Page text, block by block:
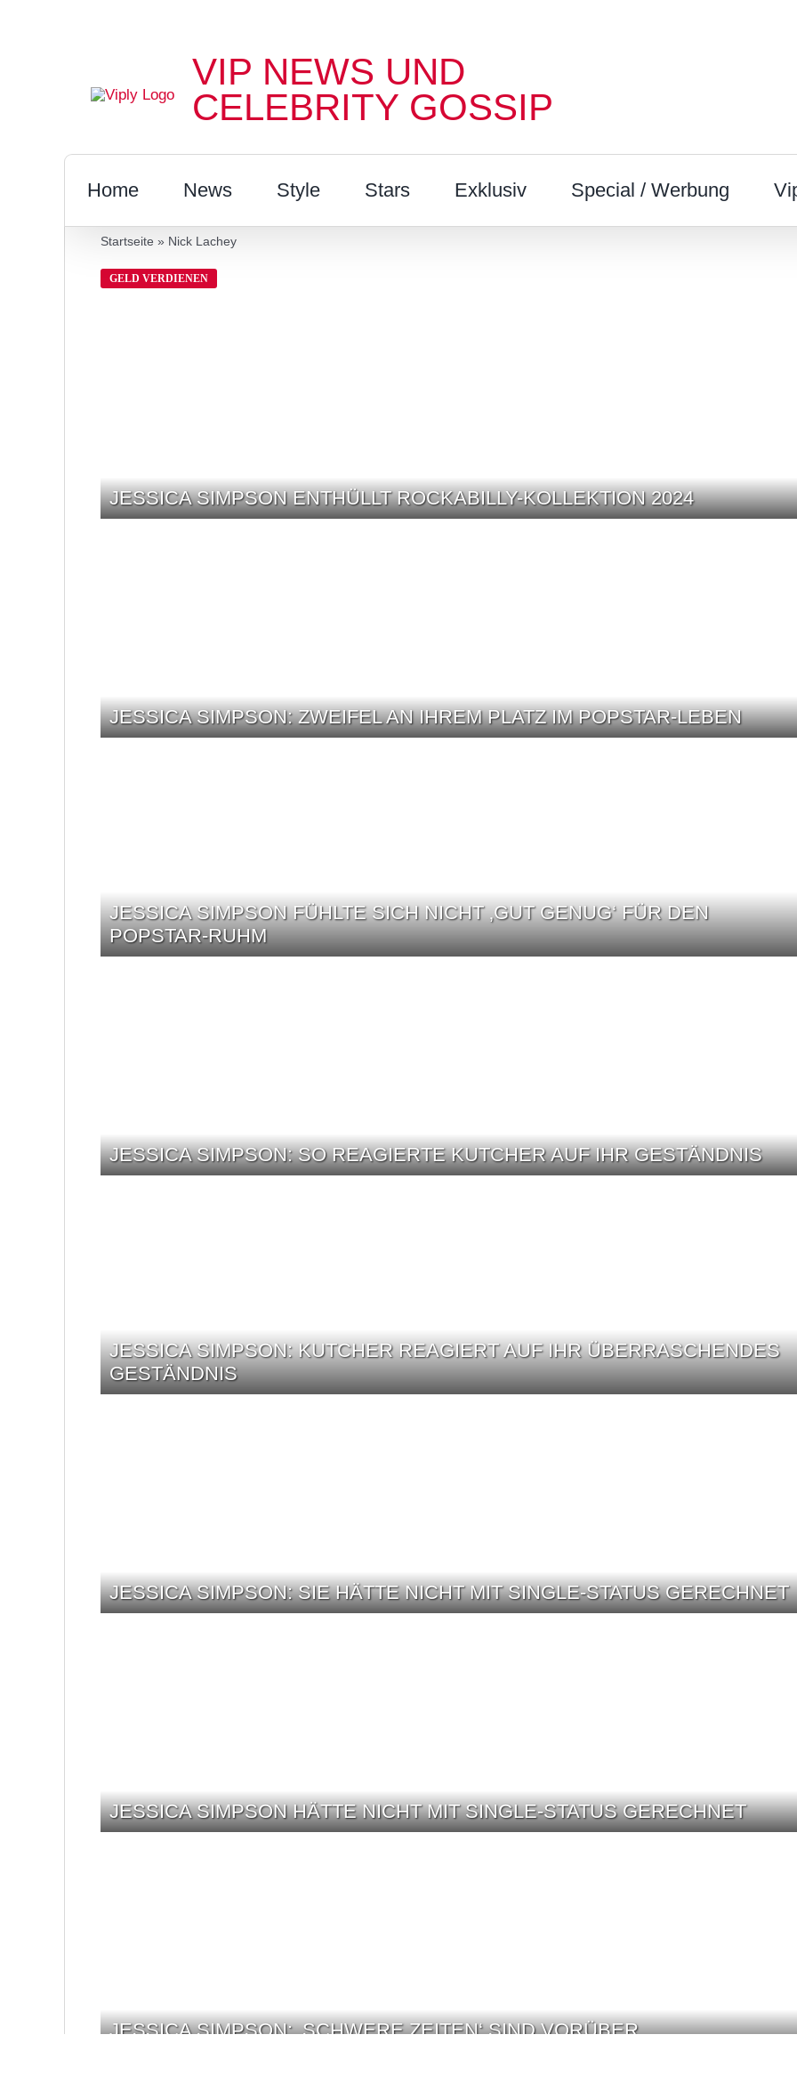
VIP NEWS UND
CELEBRITY GOSSIP
Home News Style Stars Exklusiv Special / Werbung
Startseite » Nick Lachey
GELD VERDIENEN
JESSICA SIMPSON ENTHÜLLT ROCKABILLY-KOLLEKTION 2024
JESSICA SIMPSON: ZWEIFEL AN IHREM PLATZ IM POPSTAR-LEBEN
JESSICA SIMPSON FÜHLTE SICH NICHT ‚GUT GENUG‘ FÜR DEN
POPSTAR-RUHM
JESSICA SIMPSON: SO REAGIERTE KUTCHER AUF IHR GESTÄNDNIS
JESSICA SIMPSON: KUTCHER REAGIERT AUF IHR ÜBERRASCHENDES
GESTÄNDNIS
JESSICA SIMPSON: SIE HÄTTE NICHT MIT SINGLE-STATUS GERECHNET
JESSICA SIMPSON HÄTTE NICHT MIT SINGLE-STATUS GERECHNET
JESSICA SIMPSON: ‚SCHWERE ZEITEN‘ SIND VORÜBER